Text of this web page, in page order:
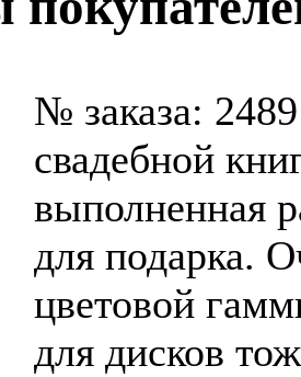
№ заказа:
свадебной
выполненная
для подарка.
цветовой
для дисков